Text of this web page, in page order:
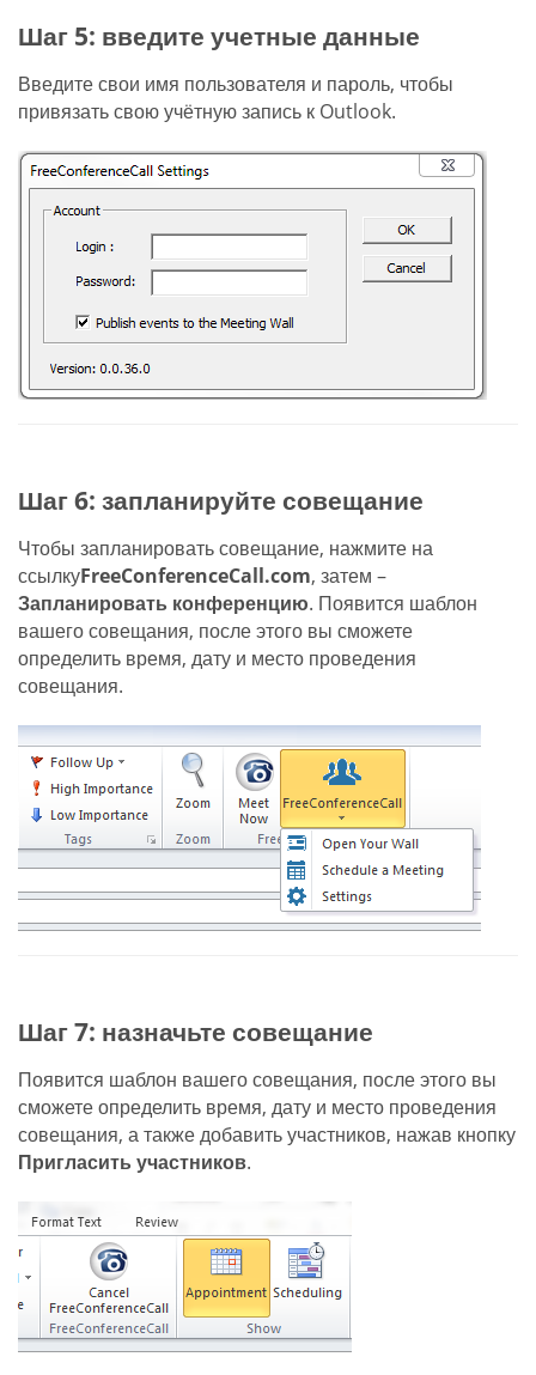
Шаг 5: введите учетные данные
Введите свои имя пользователя и пароль, чтобы
привязать свою учётную запись к Outlook.
Шаг 6: запланируйте совещание
Чтобы запланировать совещание, нажмите на
ссылкуFreeConferenceCall.com, затем –
Запланировать конференцию. Появится шаблон
вашего совещания, после этого вы сможете
определить время, дату и место проведения
совещания.
Шаг 7: назначьте совещание
Появится шаблон вашего совещания, после этого вы
сможете определить время, дату и место проведения
совещания, а также добавить участников, нажав кнопку
Пригласить участников.